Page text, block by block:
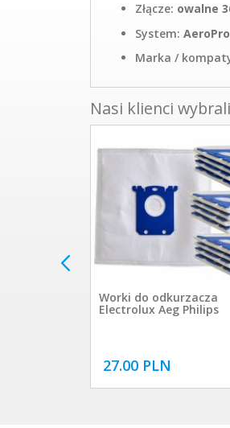
Złącze: owalne
System:
Marka /
Nasi klienci
Worki do odkurzacza
Electrolux Aeg Philips
27.00 PLN